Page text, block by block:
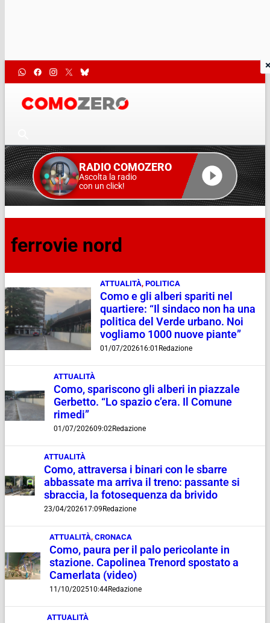
RADIO COMOZERO
Ascolta la radio
con un click!
ferrovie nord
ATTUALITÀ, POLITICA
Como e gli alberi spariti nel
quartiere: “Il sindaco non ha una
politica del Verde urbano. Noi
vogliamo 1000 nuove piante”
01/07/202616:01 Redazione
ATTUALITÀ
Como, spariscono gli alberi in piazzale
Gerbetto. “Lo spazio c’era. Il Comune
rimedi”
01/07/202609:02Redazione
ATTUALITÀ
Como, attraversa i binari con le sbarre
abbassate ma arriva il treno: passante si
sbraccia, la fotosequenza da brivido
23/04/202617:09Redazione
ATTUALITÀ, CRONACA
Como, paura per il palo pericolante in
stazione. Capolinea Trenord spostato a
Camerlata (video)
11/10/202510:44Redazione
ATTUALITÀ